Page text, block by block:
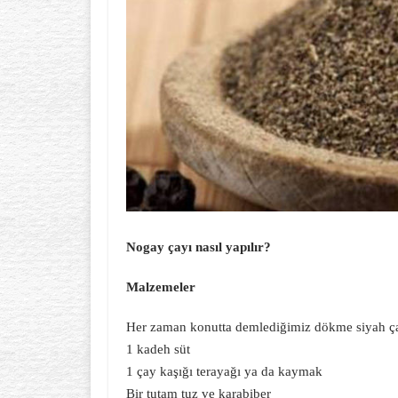
Nogay çayı nasıl yapılır?
Malzemeler
Her zaman konutta demlediğimiz dökme siyah
1 kadeh süt
1 çay kaşığı terayağı ya da kaymak
Bir tutam tuz ve karabiber